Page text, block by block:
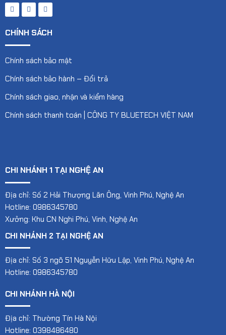
CHÍNH SÁCH
Chính sách bảo mật
Chính sách bảo hành – Đổi trả
Chính sách giao, nhận và kiểm hàng
Chính sách thanh toán | CÔNG TY BLUETECH VIỆT NAM
CHI NHÁNH 1 TẠI NGHỆ AN
Địa chỉ: Số 2 Hải Thượng Lãn Ông, Vinh Phú, Nghệ An
Hotline: 0986345780
Xưởng: Khu CN Nghi Phú, Vinh, Nghệ An
CHI NHÁNH 2 TẠI NGHỆ AN
Địa chỉ: Số 3 ngõ 51 Nguyễn Hữu Lập, Vinh Phú, Nghệ An
Hotline: 0986345780
CHI NHÁNH HÀ NỘI
Địa chỉ: Thường Tín Hà Nội
Hotline: 0398486480